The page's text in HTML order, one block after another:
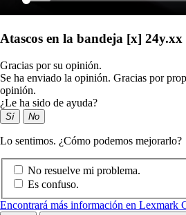
Atascos en la bandeja [x] 24y.xx
Gracias por su opinión.
Se ha enviado la opinión. Gracias por
opinión.
¿Le ha sido de ayuda?
Sí No
Lo sentimos. ¿Cómo podemos mejorarlo?
No resuelve mi problema.
Es confuso.
Encontrará más información en Lexmark